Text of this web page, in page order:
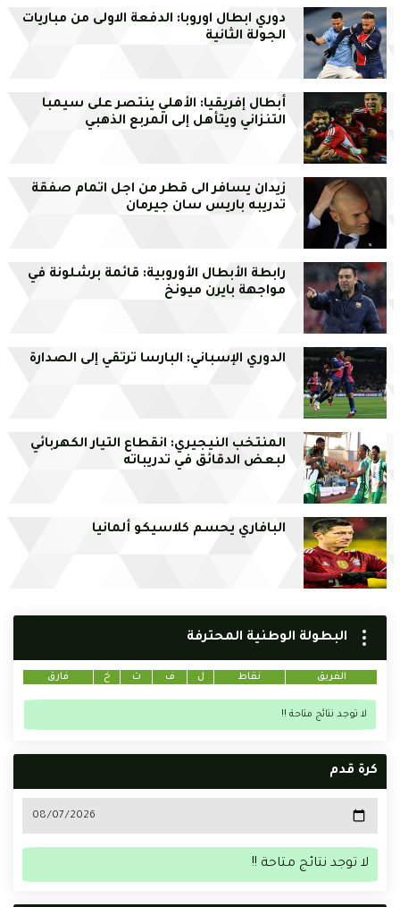
دوري ابطال اوروبا: الدفعة الاولى من مباريات
الجولة الثانية
أبطال إفريقيا: الأهلي ينتصر على سيمبا
التنزاني ويتأهل إلى المربع الذهبي
زيدان يسافر الى قطر من اجل اتمام صفقة
تدريبه باريس سان جيرمان
رابطة الأبطال الأوروبية: قائمة برشلونة في
مواجهة بايرن ميونخ
الدوري الإسباني: البارسا ترتقي إلى الصدارة
المنتخب النيجيري: انقطاع التيار الكهربائي
لبعض الدقائق في تدريباته
البافاري يحسم كلاسيكو ألمانيا
البطولة الوطنية المحترفة
الفريق نقاط ل ف ت خ فارق
لا توجد نتائج متاحة !!
كرة قدم
لا توجد نتائج متاحة !!